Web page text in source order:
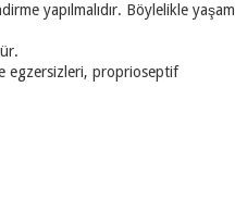
yapılmalıdır. Böylelikle yaşam
egzersizleri, proprioseptif